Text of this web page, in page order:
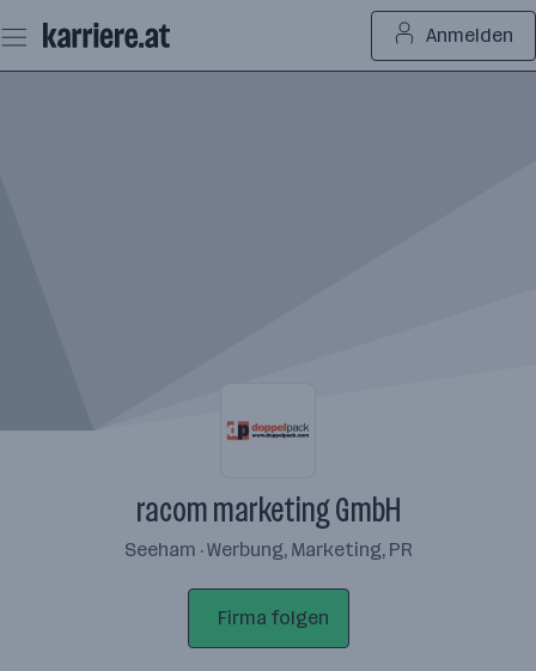
Seiteninhalt
springen
Anmelden
racom marketing GmbH
Seeham · Werbung, Marketing, PR
Firma folgen